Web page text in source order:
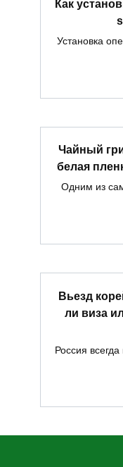
Как
Установка
Чайный
белая
Одним из
Вьезд
ли виза
Россия